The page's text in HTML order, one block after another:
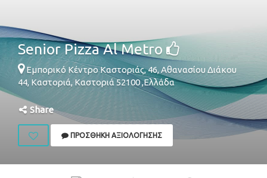
Senior Pizza Al Metro
Εμπορικό Κέντρο Καστοριάς, 46, Αθανασίου Διάκου
44,Καστοριά,Καστοριά 52100,Ελλάδα
Share
ΠΡΟΣΘΉΚΗ ΑΞΙΟΛΌΓΗΣΗΣ